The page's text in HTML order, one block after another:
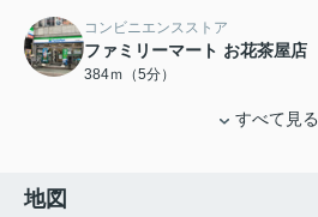
コンビニエンスストア
ファミリーマート お花茶屋店
384ｍ（5分）
すべて見る
地図